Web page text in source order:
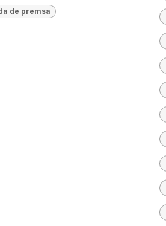
de premsa